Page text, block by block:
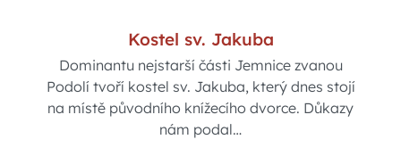
Kostel sv. Jakuba
Dominantu nejstarší části Jemnice zvanou
Podolí tvoří kostel sv. Jakuba, který dnes stojí
na místě původního knížecího dvorce. Důkazy
nám podal…